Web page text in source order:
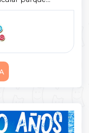
cuadrados
...